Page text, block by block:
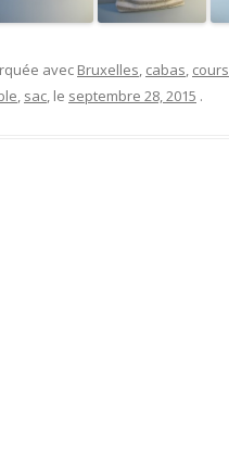
avec Bruxelles, cabas, cours
, sac, le septembre 28, 2015 .